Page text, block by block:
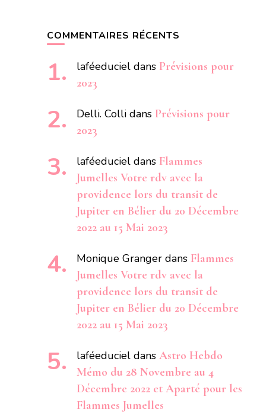
COMMENTAIRES RÉCENTS
laféeduciel dans Prévisions pour
2023
Delli. Colli dans Prévisions pour
2023
laféeduciel dans Flammes
Jumelles Votre rdv avec la
providence lors du transit de
Jupiter en Bélier du 20 Décembre
2022 au 15 Mai 2023
Monique Granger dans Flammes
Jumelles Votre rdv avec la
providence lors du transit de
Jupiter en Bélier du 20 Décembre
2022 au 15 Mai 2023
laféeduciel dans Astro Hebdo
Mémo du 28 Novembre au 4
Décembre 2022 et Aparté pour les
Flammes Jumelles